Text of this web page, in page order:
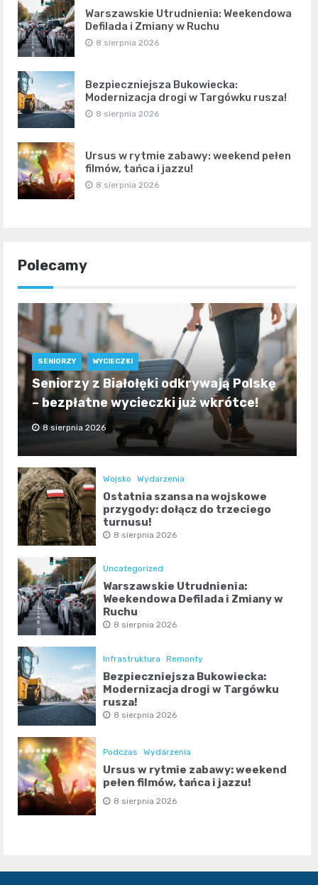
Warszawskie Utrudnienia: Weekendowa
Defilada i Zmiany w Ruchu
8 sierpnia 2026
Bezpieczniejsza Bukowiecka:
Modernizacja drogi w Targówku rusza!
8 sierpnia 2026
Ursus w rytmie zabawy: weekend pełen
filmów, tańca i jazzu!
8 sierpnia 2026
Polecamy
SENIORZY WYCIECZKI
Seniorzy z Białołęki odkrywają Polskę
– bezpłatne wycieczki już wkrótce!
8 sierpnia 2026
Wojsko Wydarzenia
Ostatnia szansa na wojskowe
przygody: dołącz do trzeciego
turnusu!
8 sierpnia 2026
Uncategorized
Warszawskie Utrudnienia:
Weekendowa Defilada i Zmiany w
Ruchu
8 sierpnia 2026
Infrastruktura Remonty
Bezpieczniejsza Bukowiecka:
Modernizacja drogi w Targówku
rusza!
8 sierpnia 2026
Podczas Wydarzenia
Ursus w rytmie zabawy: weekend
pełen filmów, tańca i jazzu!
8 sierpnia 2026